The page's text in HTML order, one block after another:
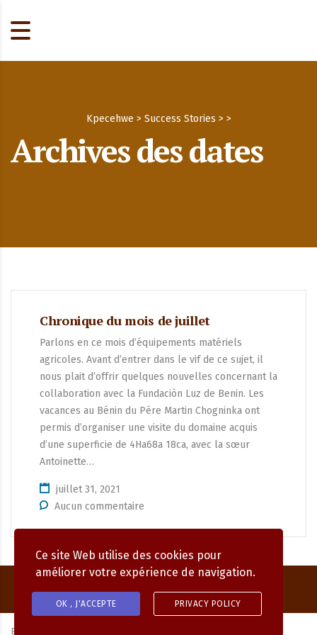
Archives des dates
Kpecehwe > Success Stories > >
Chronique du mois de juillet
Parlons en ce mois d’équipements matériels
agricoles. Avant d’entrer dans le vif de ce sujet, il
nous plait d’offrir quelques nouvelles concernant la
collaboration avec la Fundaciòn Luz de Benin. Les
vacances au Bénin du Père Martin Chogninka ont
permis d’organiser une visite du domaine acquis
d’une superficie de 4Ha68a 18ca, avec la sœur
Antoinette…
juillet 31, 2021
Aucun commentaire
By
Ce site Web utilise des cookies pour
améliorer votre expérience de navigation.
OK , J'ACCEPTE PRIVACY POLICY